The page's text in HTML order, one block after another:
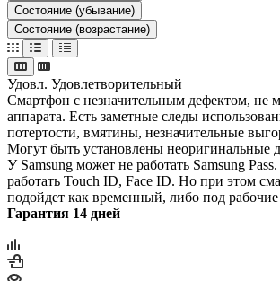
Состояние (убывание)
Состояние (возрастание)
Удовл. Удовлетворительный
Смартфон с незначительным дефектом, не
аппарата. Есть заметные следы
потертости, вмятины, незначительные
Могут быть установлены неоригинальные
У Samsung может не работать Samsung
работать Touch ID, Face ID. Но при этом
подойдет как временный, либо под рабочие
Гарантия 14 дней